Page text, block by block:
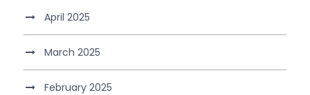
April 2025
March 2025
February 2025